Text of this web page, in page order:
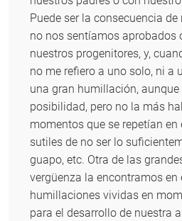
Puede ser la consecuencia
no nos sentíamos aprobados
nuestros progenitores, y,
no me refiero a uno solo, ni a
una gran humillación, aunque
posibilidad, pero no la más
momentos que se repetían
sutiles de no ser lo
guapo, etc. Otra de las
vergüenza la encontramos en
humillaciones vividas en
para el desarrollo de nuestra